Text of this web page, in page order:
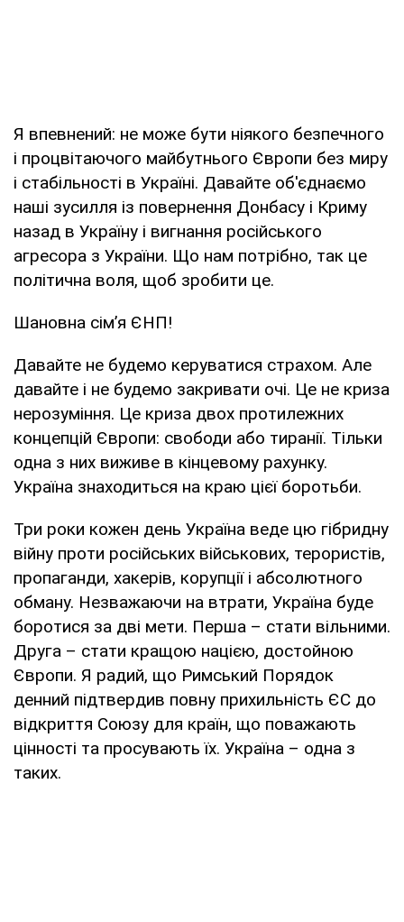
Я впевнений: не може бути ніякого безпечного
і процвітаючого майбутнього Європи без миру
і стабільності в Україні. Давайте об'єднаємо
наші зусилля із повернення Донбасу і Криму
назад в Україну і вигнання російського
агресора з України. Що нам потрібно, так це
політична воля, щоб зробити це.
Шановна сім’я ЄНП!
Давайте не будемо керуватися страхом. Але
давайте і не будемо закривати очі. Це не криза
нерозуміння. Це криза двох протилежних
концепцій Європи: свободи або тиранії. Тільки
одна з них виживе в кінцевому рахунку.
Україна знаходиться на краю цієї боротьби.
Три роки кожен день Україна веде цю гібридну
війну проти російських військових, терористів,
пропаганди, хакерів, корупції і абсолютного
обману. Незважаючи на втрати, Україна буде
боротися за дві мети. Перша – стати вільними.
Друга – стати кращою нацією, достойною
Європи. Я радий, що Римський Порядок
денний підтвердив повну прихильність ЄС до
відкриття Союзу для країн, що поважають
цінності та просувають їх. Україна – одна з
таких.